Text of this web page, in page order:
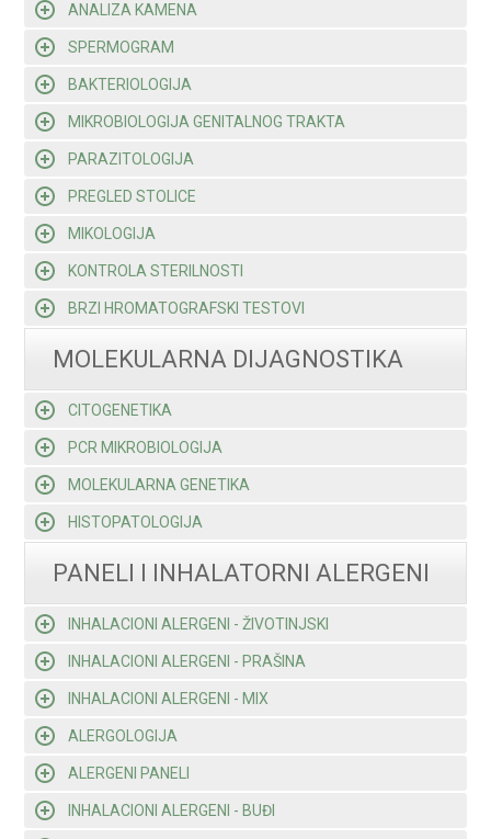
ANALIZA KAMENA
SPERMOGRAM
BAKTERIOLOGIJA
MIKROBIOLOGIJA GENITALNOG TRAKTA
PARAZITOLOGIJA
PREGLED STOLICE
MIKOLOGIJA
KONTROLA STERILNOSTI
BRZI HROMATOGRAFSKI TESTOVI
MOLEKULARNA DIJAGNOSTIKA
CITOGENETIKA
PCR MIKROBIOLOGIJA
MOLEKULARNA GENETIKA
HISTOPATOLOGIJA
PANELI I INHALATORNI ALERGENI
INHALACIONI ALERGENI - ŽIVOTINJSKI
INHALACIONI ALERGENI - PRAŠINA
INHALACIONI ALERGENI - MIX
ALERGOLOGIJA
ALERGENI PANELI
INHALACIONI ALERGENI - BUĐI